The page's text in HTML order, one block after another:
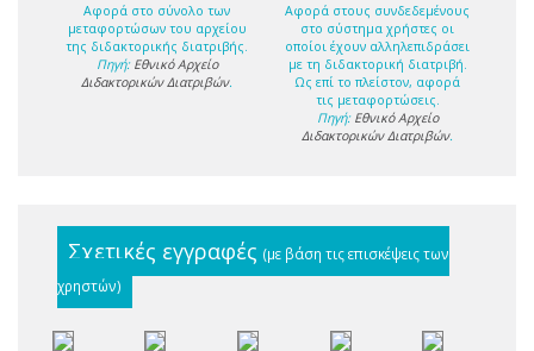
Αφορά στο σύνολο των
μεταφορτώσων του αρχείου
της διδακτορικής διατριβής.
Πηγή: Εθνικό Αρχείο
Διδακτορικών Διατριβών.
Αφορά στους συνδεδεμένους
στο σύστημα χρήστες οι
οποίοι έχουν αλληλεπιδράσει
με τη διδακτορική διατριβή.
Ως επί το πλείστον, αφορά
τις μεταφορτώσεις.
Πηγή: Εθνικό Αρχείο
Διδακτορικών Διατριβών.
Σχετικές εγγραφές (με βάση τις επισκέψεις των
χρηστών)